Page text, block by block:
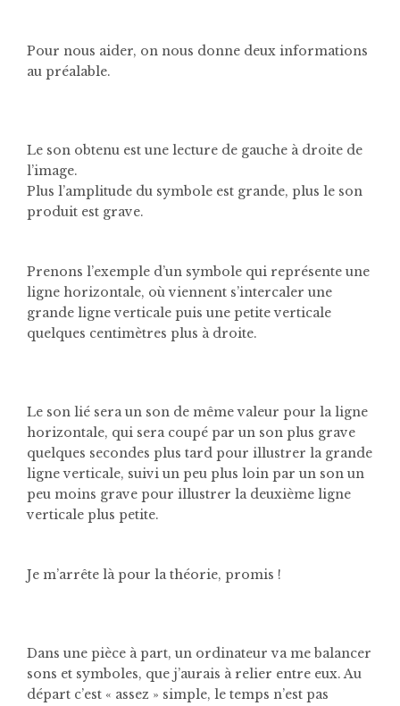
Pour nous aider, on nous donne deux informations
au préalable.
Le son obtenu est une lecture de gauche à droite de
l’image.
Plus l’amplitude du symbole est grande, plus le son
produit est grave.
Prenons l’exemple d’un symbole qui représente une
ligne horizontale, où viennent s’intercaler une
grande ligne verticale puis une petite verticale
quelques centimètres plus à droite.
Le son lié sera un son de même valeur pour la ligne
horizontale, qui sera coupé par un son plus grave
quelques secondes plus tard pour illustrer la grande
ligne verticale, suivi un peu plus loin par un son un
peu moins grave pour illustrer la deuxième ligne
verticale plus petite.
Je m’arrête là pour la théorie, promis !
Dans une pièce à part, un ordinateur va me balancer
sons et symboles, que j’aurais à relier entre eux. Au
départ c’est « assez » simple, le temps n’est pas